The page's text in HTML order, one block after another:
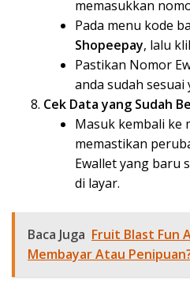
memasukkan
Pada menu kode
Shopeepay, lalu
Pastikan Nomor
anda sudah sesuai
Cek Data yang Sudah
Masuk kembali ke
memastikan
Ewallet yang baru
di layar.
Baca Juga Fruit Blast Fun
Membayar Atau